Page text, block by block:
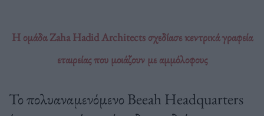
Η ομάδα Zaha Hadid Architects σχεδίασε κεντρικά γραφεία
εταιρείας που μοιάζουν με αμμόλοφους
Το πολυαναμενόμενο Beeah Headquarters